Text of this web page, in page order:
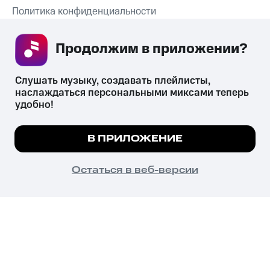
СКАЧАТЬ ПРИЛОЖЕНИЕ
Политика конфиденциальности
психотропных веществ, их аналогов причиняет вред здоровью,
их незаконный оборот запрещён и влечёт установленную
законодательством ответственность.
© 2026 ООО «КИОН».
Все права защищены
Мы используем куки, чтобы на сайте все
Подробнее
ПОНЯТНО
Слушать музыку, создавать плейлисты,
наслаждаться персональными миксами теперь
удобно!
В ПРИЛОЖЕНИЕ
Остаться в веб-версии